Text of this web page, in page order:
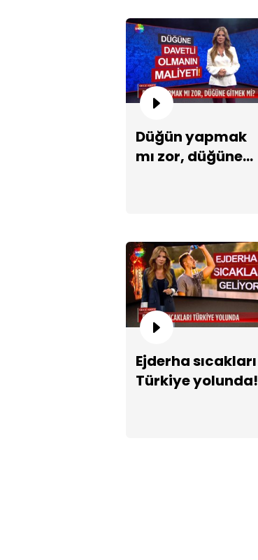
Düğün yapmak
mı zor, düğüne
Ejderha sıcakları
Türkiye yolunda!